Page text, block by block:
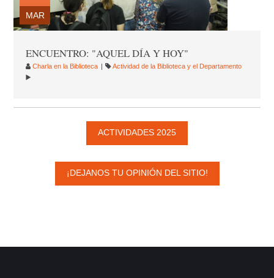
MAR
ENCUENTRO: "AQUEL DÍA Y HOY"
Charla en la Biblioteca Actividad de la Biblioteca y el Departamento
ACTIVIDADES 2025
¡DEJANOS TU OPINIÓN DEL SITIO!